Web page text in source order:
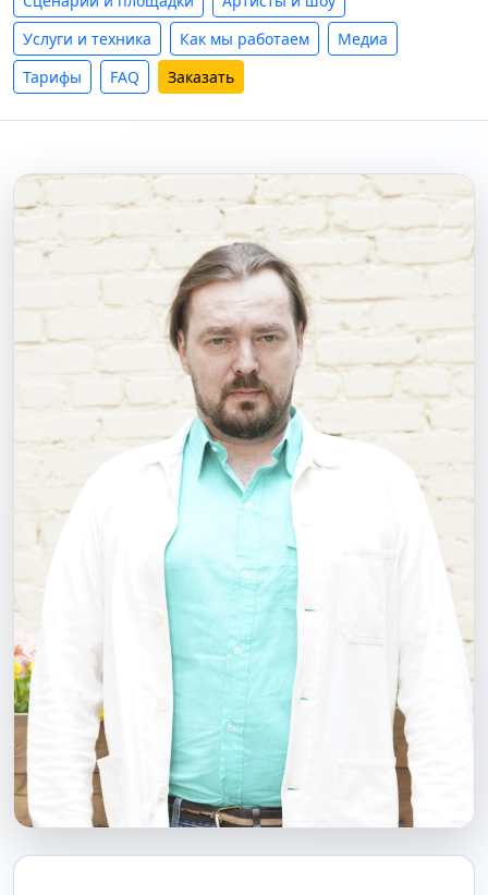
Услуги и техника
Как мы работаем
Медиа
Тарифы
FAQ Заказать